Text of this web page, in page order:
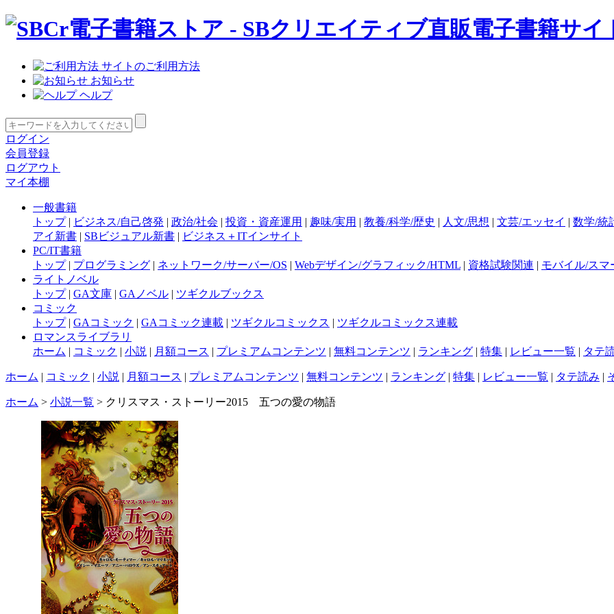
サイトのご利用方法
お知らせ
ヘルプ
ログイン
会員登録
ログアウト
マイ本棚
一般書籍
トップ| ビジネス/自己啓発 | 政治/社会 | 投資・資産運用 | 趣味/実用 | 教養/科学/歴史 | 人文/思想 | 文芸/エッセイ | 数学/統
アイ新書 | SBビジュアル新書 | ビジネス＋ITインサイト
PC/IT書籍
トップ| プログラミング | ネットワーク/サーバー/OS | Webデザイン/グラフィック/HTML | 資格試験関連 | モバイル/スマ
ライトノベル
トップ| GA文庫 | GAノベル | ツギクルブックス
コミック
トップ| GAコミック | GAコミック連載 | ツギクルコミックス | ツギクルコミックス連載
ロマンスライブラリ
ホーム | コミック | 小説 | 月額コース | プレミアムコンテンツ | 無料コンテンツ | ランキング | 特集 | レビュー一覧 | タテ
ホーム | コミック | 小説 | 月額コース | プレミアムコンテンツ | 無料コンテンツ | ランキング | 特集 | レビュー一覧 | タテ読み |
ホーム > 小説一覧 > クリスマス・ストーリー2015 五つの愛の物語